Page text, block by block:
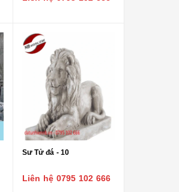
Sư Tử đá - 10
Liên hệ 0795 102 666